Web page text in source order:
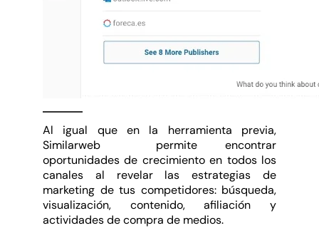
Al igual que en la herramienta previa,
Similarweb permite encontrar
oportunidades de crecimiento en todos los
canales al revelar las estrategias de
marketing de tus competidores: búsqueda,
visualización, contenido, afiliación y
actividades de compra de medios.